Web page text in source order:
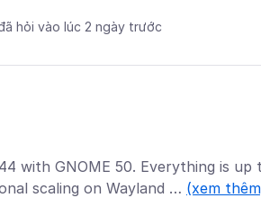
hỏi vào lúc 2 ngày trước
with GNOME 50. Everything is
scaling on Wayland … (xem